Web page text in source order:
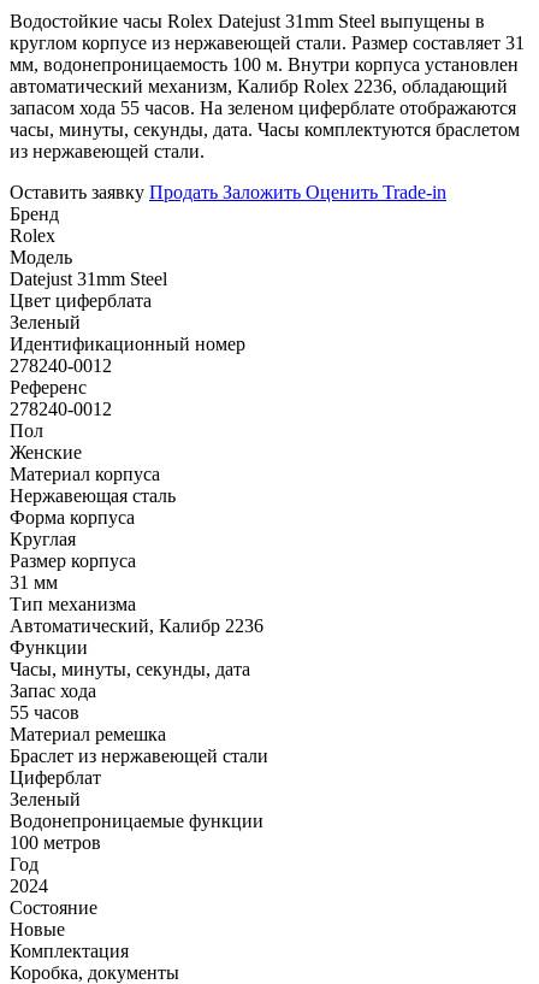
Водостойкие часы Rolex Datejust 31mm Steel выпущены в
круглом корпусе из нержавеющей стали. Размер составляет 31
мм, водонепроницаемость 100 м. Внутри корпуса установлен
автоматический механизм, Калибр Rolex 2236, обладающий
запасом хода 55 часов. На зеленом циферблате отображаются
часы, минуты, секунды, дата. Часы комплектуются браслетом
из нержавеющей стали.
Оставить заявку Продать Заложить Оценить Trade-in
Бренд
Rolex
Модель
Datejust 31mm Steel
Цвет циферблата
Зеленый
Идентификационный номер
278240-0012
Референс
278240-0012
Пол
Женские
Материал корпуса
Нержавеющая сталь
Форма корпуса
Круглая
Размер корпуса
31 мм
Тип механизма
Автоматический, Калибр 2236
Функции
Часы, минуты, секунды, дата
Запас хода
55 часов
Материал ремешка
Браслет из нержавеющей стали
Циферблат
Зеленый
Водонепроницаемые функции
100 метров
Год
2024
Состояние
Новые
Комплектация
Коробка, документы